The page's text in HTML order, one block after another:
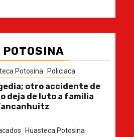
Potosina Policiaca
otro accidente de
deja de luto a familia
Huasteca Potosina